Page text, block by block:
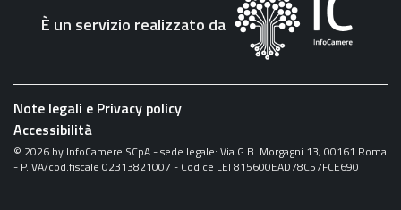
È un servizio realizzato da
Note legali e Privacy policy
Accessibilità
© 2026 by InfoCamere SCpA - sede legale: Via G.B. Morgagni 13, 00161 Roma
- P.IVA/cod.fiscale 02313821007 - Codice LEI 815600EAD78C57FCE690